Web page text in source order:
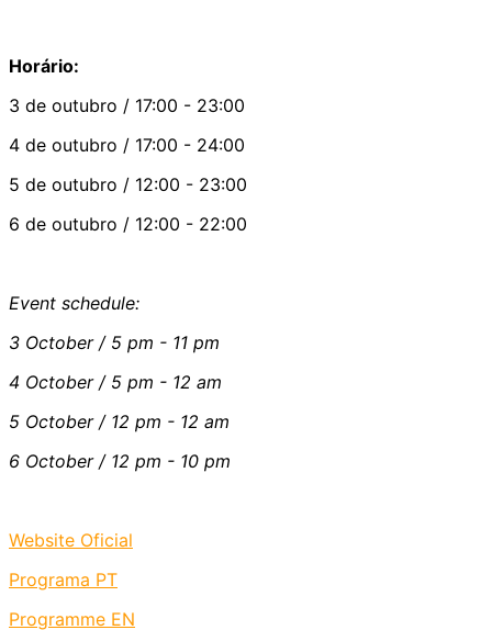
Horário:
3 de outubro / 17:00 - 23:00
4 de outubro / 17:00 - 24:00
5 de outubro / 12:00 - 23:00
6 de outubro / 12:00 - 22:00
Event schedule:
3 October / 5 pm - 11 pm
4 October / 5 pm - 12 am
5 October / 12 pm - 12 am
6 October / 12 pm - 10 pm
Website Oficial
Programa PT
Programme EN